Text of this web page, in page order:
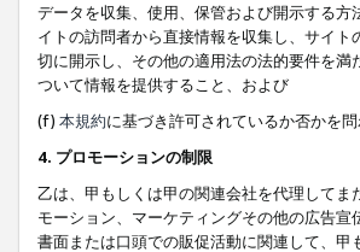
データを収集、使用、保管および開示する
イトの訪問者から直接情報を収集し、サイ
切に開示し、その他の適用法の法的要件を
ついて情報を提供すること、および
(f) 本規約に基づき許可されているか否かを
4. プロモーションの制限
乙は、甲もしくは甲の関連会社を代理して
モーション、マーケティングその他の広告
書面または口頭での販促活動に関連して、